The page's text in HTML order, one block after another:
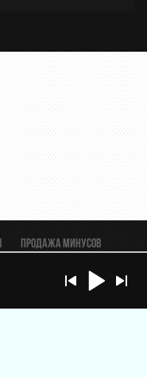
Продажа минусов